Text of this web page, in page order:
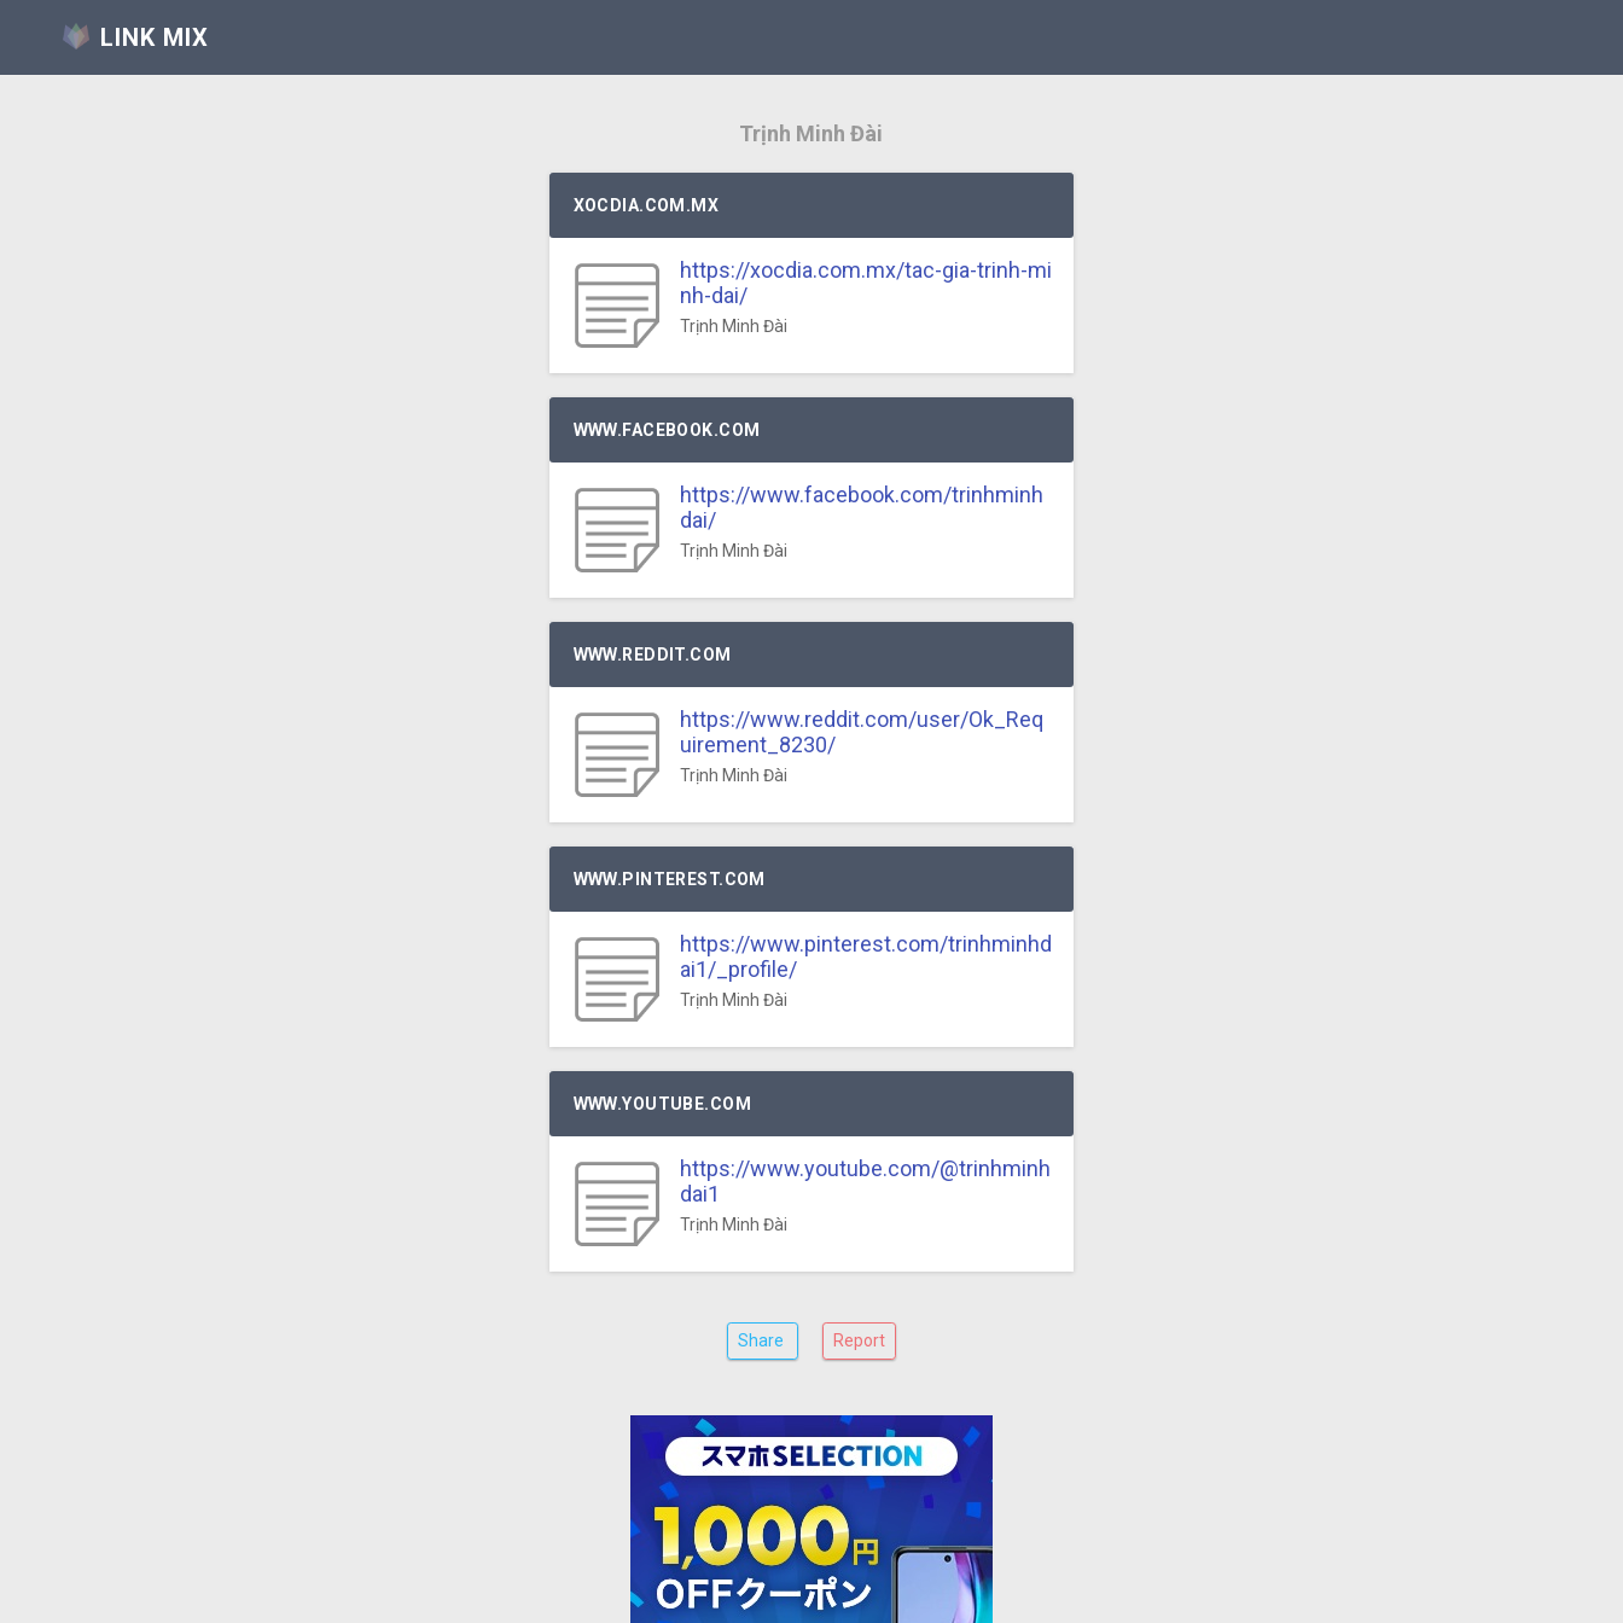
LINK MIX
Trịnh Minh Đài
XOCDIA.COM.MX
https://xocdia.com.mx/tac-gia-trinh-mi
nh-dai/
Trịnh Minh Đài
WWW.FACEBOOK.COM
https://www.facebook.com/trinhminh
dai/
Trịnh Minh Đài
WWW.REDDIT.COM
https://www.reddit.com/user/Ok_Req
uirement_8230/
Trịnh Minh Đài
WWW.PINTEREST.COM
https://www.pinterest.com/trinhminhd
ai1/_profile/
Trịnh Minh Đài
WWW.YOUTUBE.COM
https://www.youtube.com/@trinhminh
dai1
Trịnh Minh Đài
Share Report